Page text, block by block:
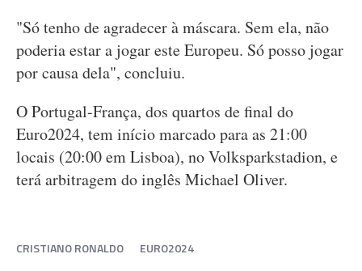
"Só tenho de agradecer à máscara. Sem ela, não
poderia estar a jogar este Europeu. Só posso jogar
por causa dela", concluiu.
O Portugal-França, dos quartos de final do
Euro2024, tem início marcado para as 21:00
locais (20:00 em Lisboa), no Volksparkstadion, e
terá arbitragem do inglês Michael Oliver.
CRISTIANO RONALDO EURO2024